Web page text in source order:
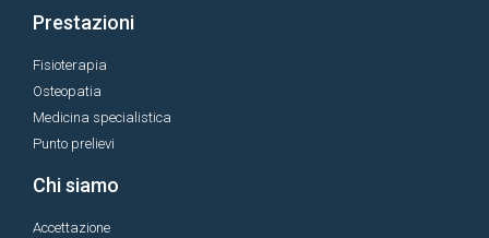
Prestazioni
Fisioterapia
Osteopatia
Medicina specialistica
Punto prelievi
Chi siamo
Accettazione